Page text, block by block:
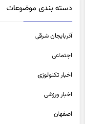
دسته بندی موضوعات
آذربایجان شرقی
اجتماعی
اخبار تکنولوژی
اخبار ورزشی
اصفهان